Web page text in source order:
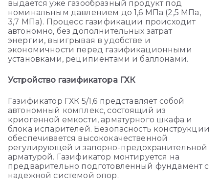
выдается уже газообразный продукт под
номинальным давлением до 1,6 МПа (2,5 МПа,
3,7 МПа). Процесс газификации происходит
автономно, без дополнительных затрат
энергии, выигрывая в удобстве и
экономичности перед газификационными
установками, реципиентами и баллонами.
Устройство газификатора ГХК
Газификатор ГХК 5/1,6 представляет собой
автономный комплекс, состоящий из
криогенной емкости, арматурного шкафа и
блока испарителей. Безопасность конструкции
обеспечивается высококачественной
регулирующей и запорно-предохранительной
арматурой. Газификатор монтируется на
предварительно подготовленный фундамент с
надежной системой опор.